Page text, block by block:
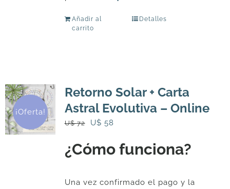
Añadir al
carrito
Detalles
¡Oferta!
Retorno Solar + Carta
Astral Evolutiva – Online
U$72
El
original
U$ 58
actual
U$
¿Cómo funciona?
Una vez confirmado el pago y la